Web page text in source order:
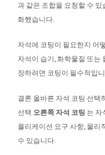
과 같은 조합을 요청할 수 있
화했습니다.
자석에 코팅이 필요한지 어
자석이 습기, 화학물질 또는
장하려면 코팅이 필수적입니
결론 올바른 자석 코팅 선택
선택 오른쪽 자석 코팅 는 자
플리케이션 요구 사항, 물리
수 있습니다.